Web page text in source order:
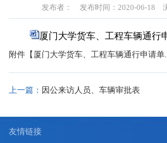
发布者： 发布时间：2020-06-18
厦门大学货车、工程车辆通行
附件【 厦门大学货车、工程车辆通行申请单
上一篇： 因公来访人员、车辆审批表
友情链接